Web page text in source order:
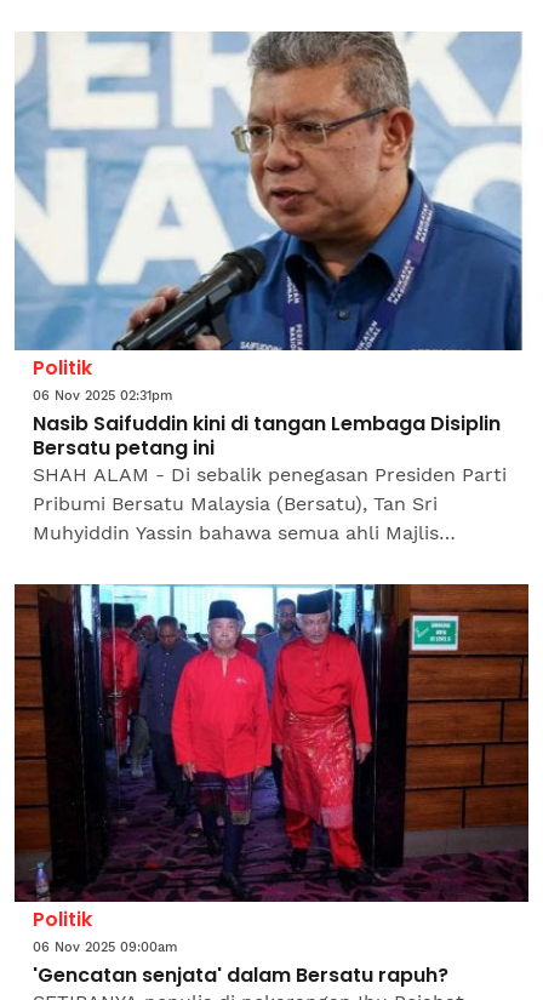
memberi peluang kepada...
Politik
06 Nov 2025 02:31pm
Nasib Saifuddin kini di tangan Lembaga Disiplin
Bersatu petang ini
SHAH ALAM - Di sebalik penegasan Presiden Parti
Pribumi Bersatu Malaysia (Bersatu), Tan Sri
Muhyiddin Yassin bahawa semua ahli Majlis
menghentikan kemelut...
Politik
06 Nov 2025 09:00am
'Gencatan senjata' dalam Bersatu rapuh?